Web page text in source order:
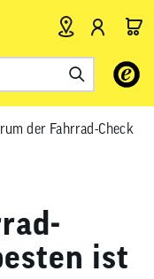
Verwende
Pfeile
nach
der Fahrrad-Check
ist